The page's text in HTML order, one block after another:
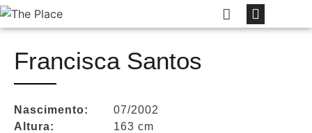
Francisca Santos
Nascimento:
Altura:
07/2002
163 cm